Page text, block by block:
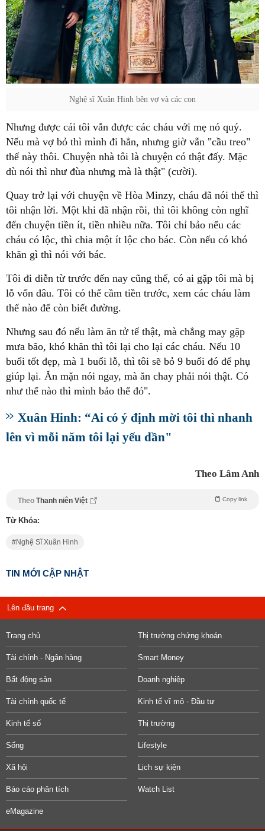
Nghệ sĩ Xuân Hinh bên vợ và các con
Nhưng được cái tôi vẫn được các cháu với mẹ nó quý.
Nếu mà vợ bỏ thì mình đi hẳn, nhưng giờ vẫn "cầu treo"
thế này thôi. Chuyện nhà tôi là chuyện có thật đấy. Mặc
dù nói thì như đùa nhưng mà là thật" (cười).
Quay trở lại với chuyện về Hòa Minzy, cháu đã nói thế thì
tôi nhận lời. Một khi đã nhận rồi, thì tôi không còn nghĩ
đến chuyện tiền ít, tiền nhiều nữa. Tôi chỉ bảo nếu các
cháu có lộc, thì chia một ít lộc cho bác. Còn nếu có khó
khăn gì thì nói với bác.
Tôi đi diễn từ trước đến nay cũng thế, có ai gặp tôi mà bị
lỗ vốn đâu. Tôi có thể cầm tiền trước, xem các cháu làm
thế nào để còn biết đường.
Nhưng sau đó nếu làm ăn tử tế thật, mà chẳng may gặp
mưa bão, khó khăn thì tôi lại cho lại các cháu. Nếu 10
buổi tốt đẹp, mà 1 buổi lỗ, thì tôi sẽ bỏ 9 buổi đó để phụ
giúp lại. Ăn mặn nói ngay, mà ăn chay phải nói thật. Có
như thế nào thì mình bảo thế đó".
Xuân Hinh: “Ai có ý định mời tôi thì nhanh
lên vì mỗi năm tôi lại yếu dần"
Theo Lâm Anh
Theo Thanh niên Việt Copy link
Từ Khóa:
Nghệ Sĩ Xuân Hinh
TIN MỚI CẬP NHẬT
Lên đầu trang
Trang chủ Thị trường chứng khoán
Tài chính - Ngân hàng Smart Money
Bất động sản Doanh nghiệp
Tài chính quốc tế Kinh tế vĩ mô - Đầu tư
Kinh tế số Thị trường
Sống Lifestyle
Xã hội Lịch sự kiện
Báo cáo phân tích Watch List
eMagazine